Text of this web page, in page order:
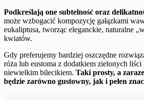
Podkreślają one subtelność oraz
może wzbogacić kompozycję gałązkami
eukaliptusa, tworząc eleganckie, naturalne
kwiatów.
Gdy preferujemy bardziej oszczędne
róża lub eustoma z dodatkiem zielonych
niewielkim bilecikiem. Taki prosty, a
będzie zarówno gustowny, jak i pełen